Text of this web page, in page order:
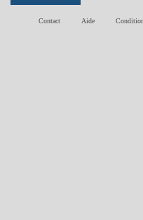
Contact Aide